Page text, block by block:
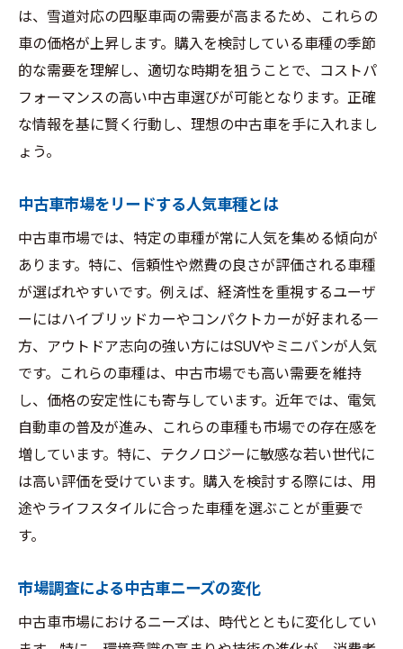
自動車雑誌から得られる最新情報の活用
地元の展示会やモーターショーの役割
中古車市場の専門家から学ぶ方法
口コミと評判による販売店選びの基準
市場動向セミナーや講演会を活用する
多様な選択肢から自分に合った車を選ぶ方
購入目的別の中古車選びの指針
中古車選びにおけるブランドの重要性
安定性とパフォーマンスを考慮した選択肢
中古車選びにおける実用性と趣味性のバラ
ンス
購入後の維持コストを考慮した選び方
中古車市場の最新傾向から賢く選ぶためのコツ
最新市場分析から見る中古車の買い時
賢い中古車選びのためのリサーチ方法
中古車買い替え時の賢い選択戦略
は、雪道対応の四駆車両の需要が高まるため、これらの
車の価格が上昇します。購入を検討している車種の季節
的な需要を理解し、適切な時期を狙うことで、コストパ
フォーマンスの高い中古車選びが可能となります。正確
な情報を基に賢く行動し、理想の中古車を手に入れまし
ょう。
中古車市場をリードする人気車種とは
中古車市場では、特定の車種が常に人気を集める傾向が
あります。特に、信頼性や燃費の良さが評価される車種
が選ばれやすいです。例えば、経済性を重視するユーザ
ーにはハイブリッドカーやコンパクトカーが好まれる一
方、アウトドア志向の強い方にはSUVやミニバンが人気
です。これらの車種は、中古市場でも高い需要を維持
し、価格の安定性にも寄与しています。近年では、電気
自動車の普及が進み、これらの車種も市場での存在感を
増しています。特に、テクノロジーに敏感な若い世代に
は高い評価を受けています。購入を検討する際には、用
途やライフスタイルに合った車種を選ぶことが重要で
す。
市場調査による中古車ニーズの変化
中古車市場におけるニーズは、時代とともに変化してい